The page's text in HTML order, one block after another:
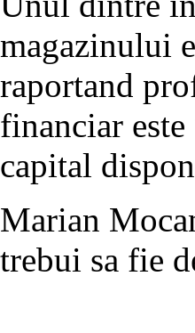
magazinului
raportand
financiar este
capital
Marian
trebui sa fie